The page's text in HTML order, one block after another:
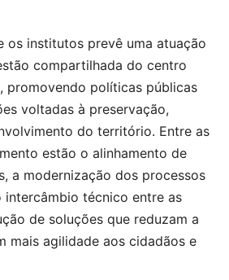
os institutos prevê uma atuação
compartilhada do centro
promovendo políticas públicas
voltadas à preservação,
do território. Entre as
estão o alinhamento de
a modernização dos processos
intercâmbio técnico entre as
de soluções que reduzam a
mais agilidade aos cidadãos e